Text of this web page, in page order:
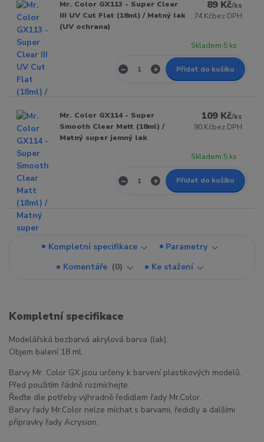
Mr. Color GX113 - Super Clear
III UV Cut Flat (18ml) / Matný lak
(UV ochrana)
89 Kč/ks
74 Kčbez DPH
Skladem 5 ks
Přidat do košíku
Mr. Color GX114 - Super
Smooth Clear Matt (18ml) /
Matný super jemný lak
109 Kč/ks
90 Kčbez DPH
Skladem 5 ks
Přidat do košíku
Kompletní specifikace
Parametry
Komentáře
0 Ke stažení
Kompletní specifikace
Modelářská bezbarvá akrylová barva (lak).
Objem balení 18 ml.
Barvy Mr. Color GX jsou určeny k barvení plastikových modelů.
Před použitím řádně rozmíchejte.
Řeďte dle potřeby výhradně ředidlem řady Mr.Color.
Barvy řady Mr.Color nelze míchat s barvami, ředidly a dalšími
přípravky řady Acrysion.